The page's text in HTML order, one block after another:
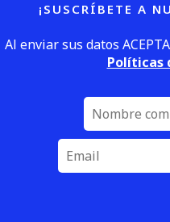
¡SUSCRÍBETE A
Al enviar sus datos
Políticas